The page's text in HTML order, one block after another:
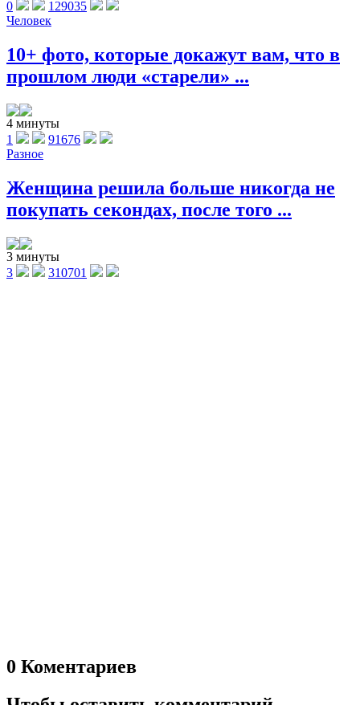
0
129035
Человек
10+ фото, которые докажут вам, что в
прошлом люди «старели» ...
4 минуты
1
91676
Разное
Женщина решила больше никогда не
покупать секондах, после того ...
3 минуты
3
310701
0 Коментариев